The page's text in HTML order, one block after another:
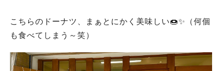
こちらのドーナツ、まぁとにかく美味しい🍩✨（何個
も食べてしまう～笑）